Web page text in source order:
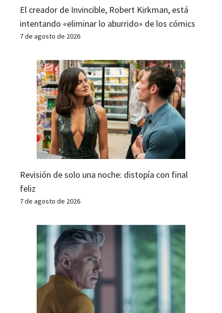
El creador de Invincible, Robert Kirkman, está
intentando «eliminar lo aburrido» de los cómics
7 de agosto de 2026
Revisión de solo una noche: distopía con final
feliz
7 de agosto de 2026